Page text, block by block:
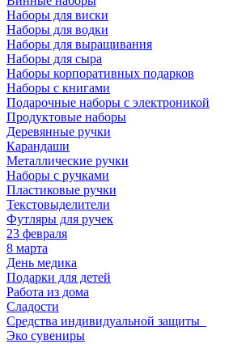
Наборы для виски
Наборы для водки
Наборы для выращивания
Наборы для сыра
Наборы корпоративных подарков
Наборы с книгами
Подарочные наборы с электроникой
Продуктовые наборы
Деревянные ручки
Карандаши
Металлические ручки
Наборы с ручками
Пластиковые ручки
Текстовыделители
Футляры для ручек
23 февраля
8 марта
День медика
Подарки для детей
Работа из дома
Сладости
Средства индивидуальной защиты_
Эко сувениры